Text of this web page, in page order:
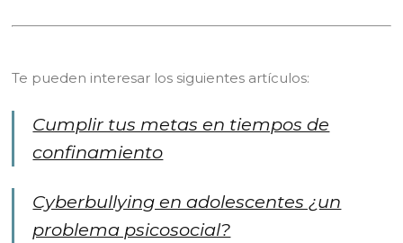
Te pueden interesar los siguientes artículos:
Cumplir tus metas en tiempos de
confinamiento
Cyberbullying en adolescentes ¿un
problema psicosocial?